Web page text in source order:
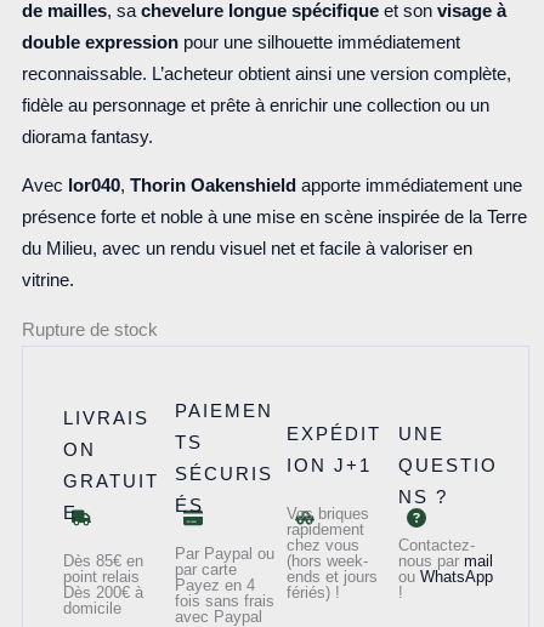
de mailles, sa chevelure longue spécifiqueet son visage à
double expressionpour une silhouette immédiatement
reconnaissable. L’acheteur obtient ainsi une version complète,
fidèle au personnage et prête à enrichir une collection ou un
diorama fantasy.
Avec lor040, Thorin Oakenshield apporte immédiatement une
présence forte et noble à une mise en scène inspirée de la Terre
du Milieu, avec un rendu visuel net et facile à valoriser en
vitrine.
Rupture de stock
LIVRAIS
ON
GRATUIT
E
Dès 85€ en
point relais
Dès 200€ à
domicile
PAIEMEN
TS
SÉCURIS
ÉS
Par Paypal ou
par carte
Payez en 4
fois sans frais
avec Paypal
EXPÉDIT
ION J+1
Vos briques
rapidement
chez vous
(hors week-
ends et jours
fériés) !
UNE
QUESTIO
NS ?
Contactez-
nous par mail
ou WhatsApp
!